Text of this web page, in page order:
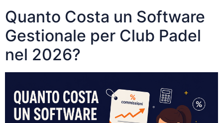
Quanto Costa un Software
Gestionale per Club Padel
nel 2026?